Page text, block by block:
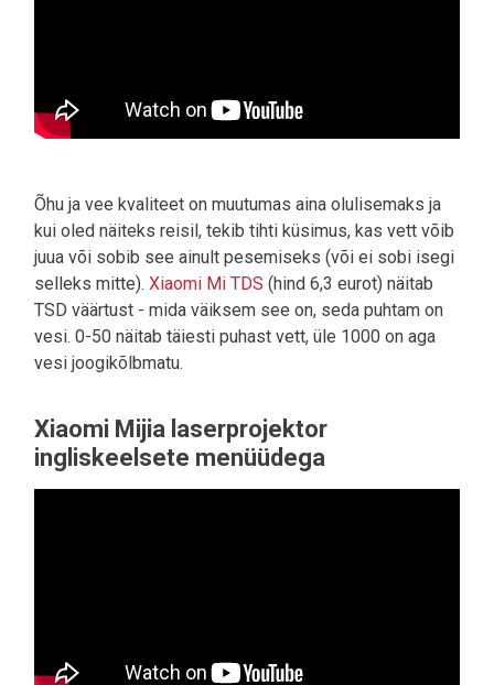
Õhu ja vee kvaliteet on muutumas aina olulisemaks ja
kui oled näiteks reisil, tekib tihti küsimus, kas vett võib
juua või sobib see ainult pesemiseks (või ei sobi isegi
selleks mitte). Xiaomi Mi TDS (hind 6,3 eurot) näitab
TSD väärtust - mida väiksem see on, seda puhtam on
vesi. 0-50 näitab täiesti puhast vett, üle 1000 on aga
vesi joogikõlbmatu.
Xiaomi Mijia laserprojektor
ingliskeelsete menüüdega